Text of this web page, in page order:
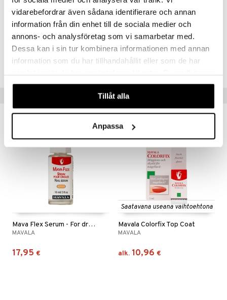
vidarebefordrar även sådana identifierare och annan
information från din enhet till de sociala medier och
annons- och analysföretag som vi samarbetar med.
Dessa kan i sin tur kombinera informationen med annan
information som du har tillhandahållit eller som de har
våra cookies vid fortsatt användande av vår webbplats.
Tillåt alla
Anpassa
kuluttajiensa terveydestä että planeetasta, joten kynsilakat on
formuloitu vain huolellisesti valituilla ainesosilla.
Tuotenumero
CMVAG-WA-5-484-XX
Vinkkejä sinulle
Mava Flex Serum - For dry and too hard nails
MAVALA
17,95 €
Saatavana useana vaihtoehtona
Mavala Colorfix Top Coat
MAVALA
alk. 10,96 €